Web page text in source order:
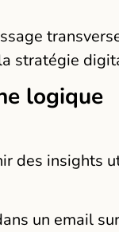
stratégie
logique
des insights
un email